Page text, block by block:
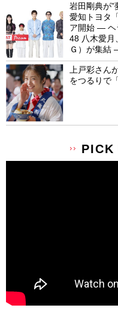
岩田剛典が”
愛知トヨタ
ア開始 ― ヘ
48 八木愛月
Ｇ）が集結
上戸彩さん
をつるりで
PICK